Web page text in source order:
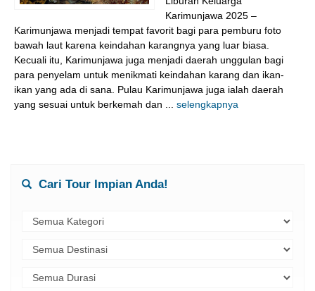
Karimunjawa 2025 –
Karimunjawa menjadi tempat favorit bagi para pemburu foto
bawah laut karena keindahan karangnya yang luar biasa.
Kecuali itu, Karimunjawa juga menjadi daerah unggulan bagi
para penyelam untuk menikmati keindahan karang dan ikan-
ikan yang ada di sana. Pulau Karimunjawa juga ialah daerah
yang sesuai untuk berkemah dan ... selengkapnya
Cari Tour Impian Anda!